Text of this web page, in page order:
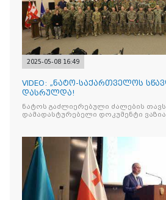
2025-05-08 16:49
VIDEO: „ნატო-საქართველოს
დასრულდა!
ნატოს გაძლიერებული ძალების
დამადასტურებელი დოკუმენტი